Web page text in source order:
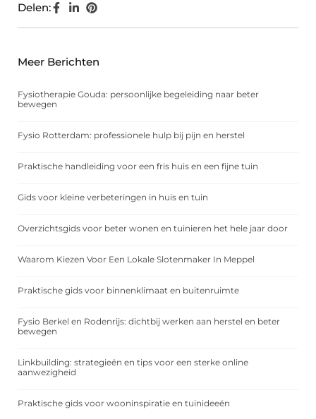
Delen:
Meer Berichten
Fysiotherapie Gouda: persoonlijke begeleiding naar beter
bewegen
Fysio Rotterdam: professionele hulp bij pijn en herstel
Praktische handleiding voor een fris huis en een fijne tuin
Gids voor kleine verbeteringen in huis en tuin
Overzichtsgids voor beter wonen en tuinieren het hele jaar door
Waarom Kiezen Voor Een Lokale Slotenmaker In Meppel
Praktische gids voor binnenklimaat en buitenruimte
Fysio Berkel en Rodenrijs: dichtbij werken aan herstel en beter
bewegen
Linkbuilding: strategieën en tips voor een sterke online
aanwezigheid
Praktische gids voor wooninspiratie en tuinideeën